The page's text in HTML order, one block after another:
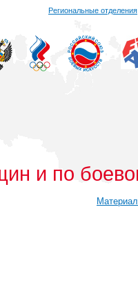
Региональные отделения
и по